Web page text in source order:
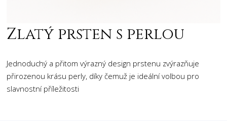
Zlatý prsten s perlou
Jednoduchý a přitom výrazný design prstenu zvýrazňuje
přirozenou krásu perly, díky čemuž je ideální volbou pro
slavnostní příležitosti